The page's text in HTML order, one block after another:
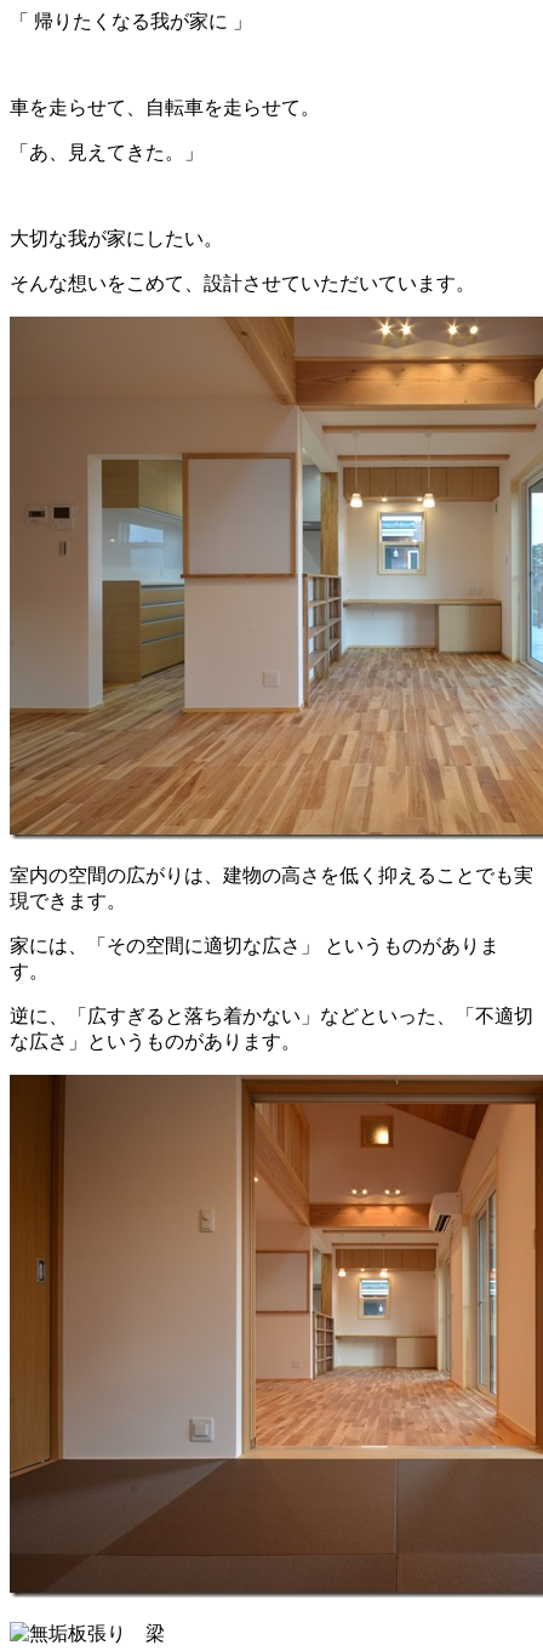
「 帰りたくなる我が家に 」
車を走らせて、自転車を走らせて。
「あ、見えてきた。」
大切な我が家にしたい。
そんな想いをこめて、設計させていただいています。
室内の空間の広がりは、建物の高さを低く抑えることでも実
現できます。
家には、「その空間に適切な広さ」 というものがありま
す。
逆に、「広すぎると落ち着かない」などといった、「不適切
な広さ」というものがあります。